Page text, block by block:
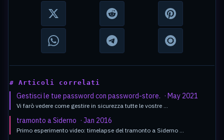
# Articoli correlati
Gestisci le tue password con password-store. · May 2021
Vi farò vedere come gestire in sicurezza tutte le vostre …
tramonto a Siderno · Jan 2016
Primo esperimento video: timelapse del tramonto a Siderno …